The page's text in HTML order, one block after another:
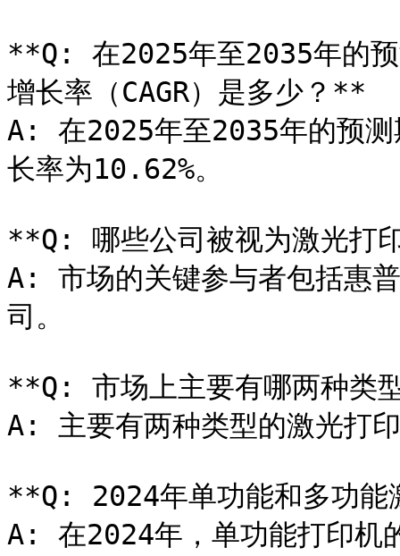
**Q: 在2025年至2035年的预
增长率（CAGR）是多少？**
A: 在2025年至2035年的预测
长率为10.62%。
**Q: 哪些公司被视为激光打
A: 市场的关键参与者包括惠
司。
**Q: 市场上主要有哪两种类
A: 主要有两种类型的激光打
**Q: 2024年单功能和多功能
A: 在2024年，单功能打印机